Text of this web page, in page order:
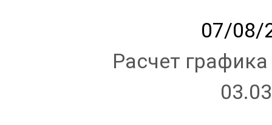
07/08/
Расчет